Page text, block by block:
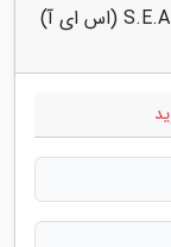
دیدگاه های مرتبط با "آکواریوم حیرت انگیز S.E.A (اس ای آ)